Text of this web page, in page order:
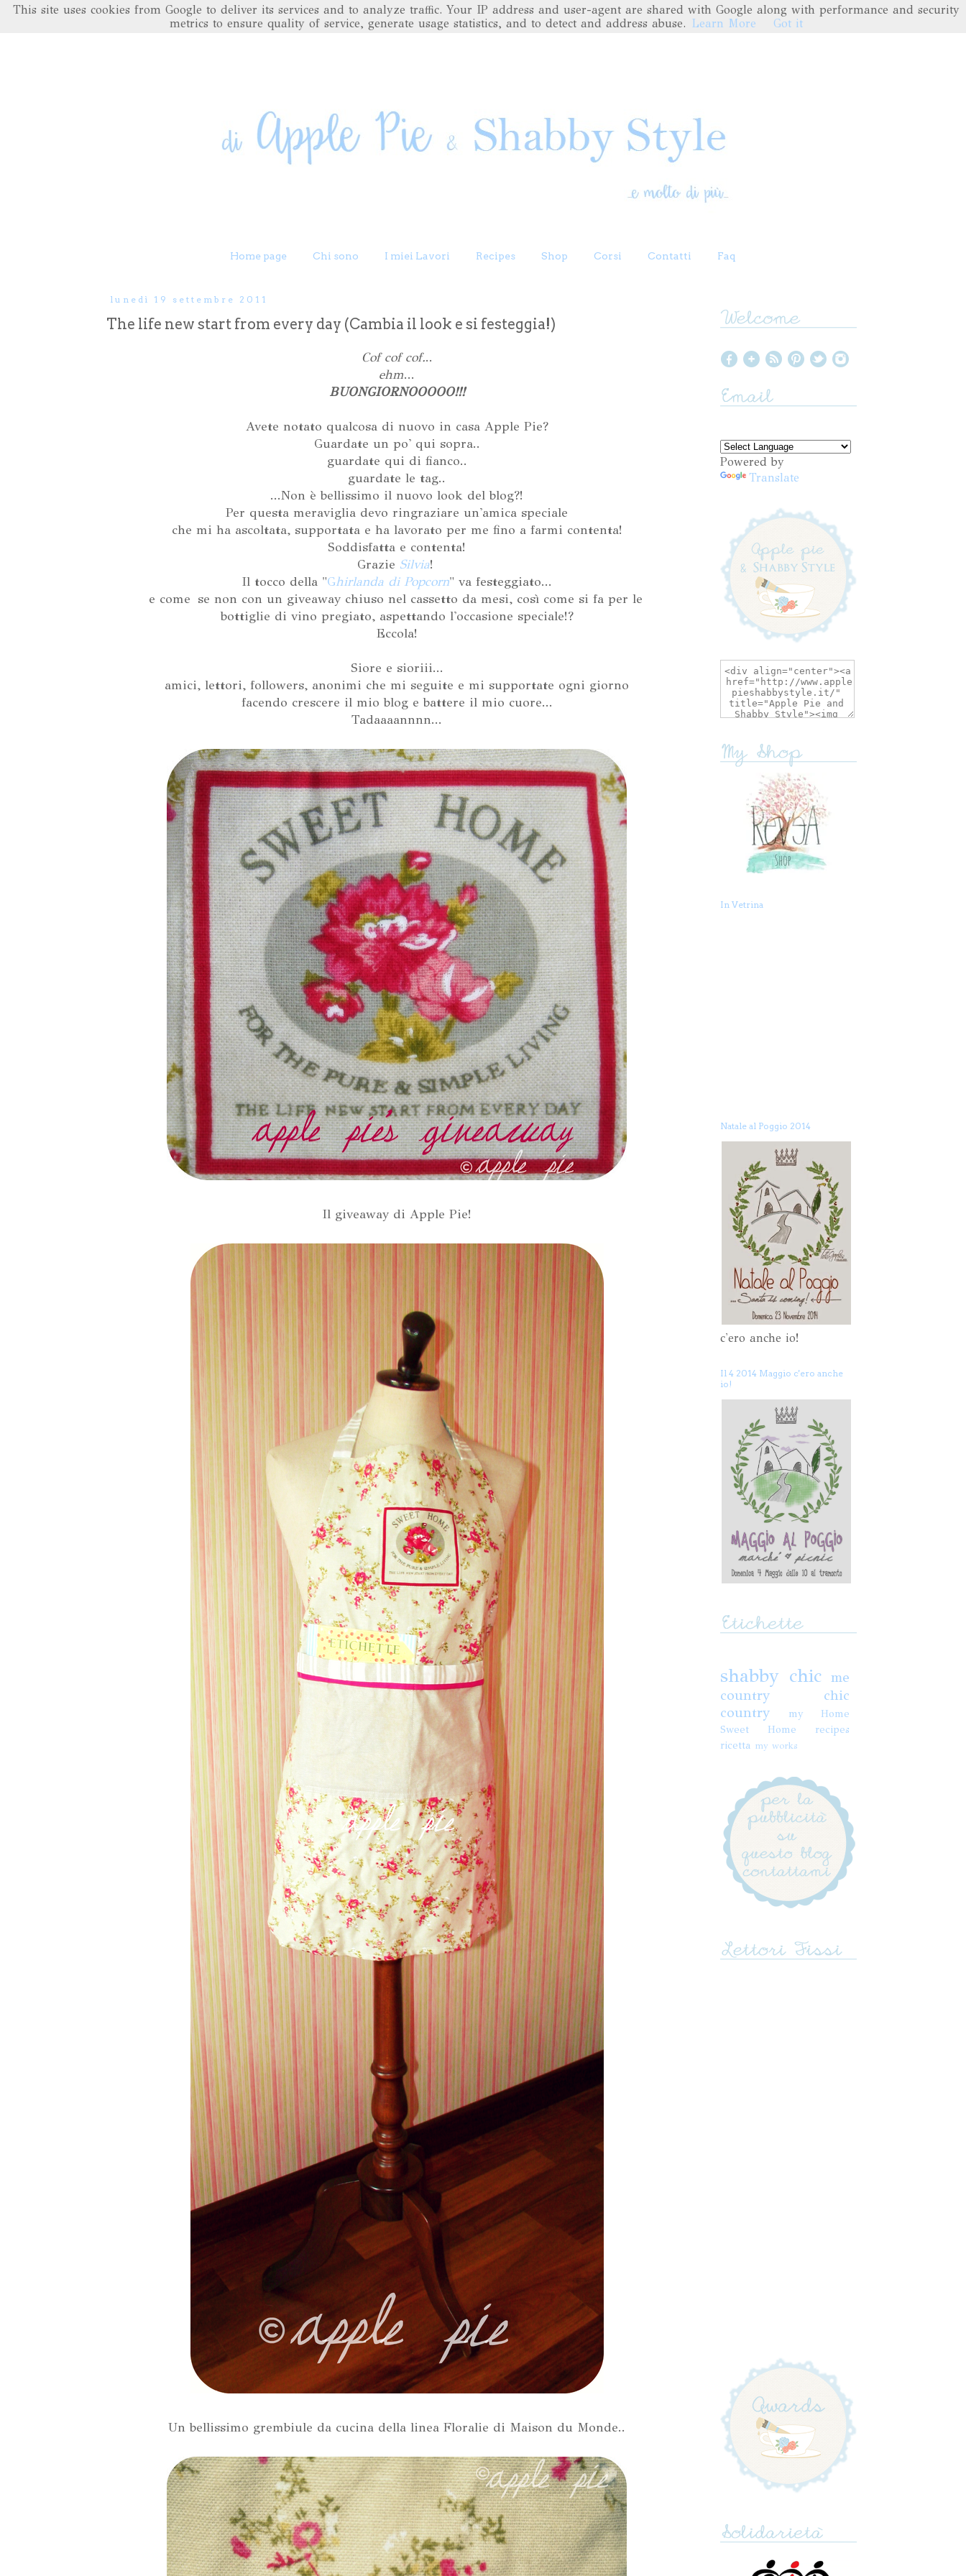
Home page Chi sono I miei Lavori Recipes Shop Corsi Contatti Faq
lunedì 19 settembre 2011
The life new start from every day (Cambia il look e si festeggia!)
Cof cof cof...
ehm...
BUONGIORNOOOOO!!!
Avete notato qualcosa di nuovo in casa Apple Pie?
Guardate un po' qui sopra..
guardate qui di fianco..
guardate le tag..
...Non è bellissimo il nuovo look del blog?!
Per questa meraviglia devo ringraziare un'amica speciale
che mi ha ascoltata, supportata e ha lavorato per me fino a farmi contenta!
Soddisfatta e contenta!
Grazie Silvia!
Il tocco della "Ghirlanda di Popcorn" va festeggiato...
e come se non con un giveaway chiuso nel cassetto da mesi, così come si fa per le
bottiglie di vino pregiato, aspettando l'occasione speciale!?
Eccola!
Siore e sioriii...
amici, lettori, followers, anonimi che mi seguite e mi supportate ogni giorno
facendo crescere il mio blog e battere il mio cuore...
Tadaaaannnn...
Il giveaway di Apple Pie!
Un bellissimo grembiule da cucina della linea Floralie di Maison du Monde..
Powered by
Translate
In Vetrina
Natale al Poggio 2014
c'ero anche io!
Il 4 2014 Maggio c'ero anche
io!
shabby chic me
country chic
country
my Home
Sweet Home
recipes
ricetta my works
This site uses cookies from Google to deliver its services and to analyze traffic. Your IP address and user-agent are shared with Google along with performance and security
metrics to ensure quality of service, generate usage statistics, and to detect and address abuse. Learn More Got it